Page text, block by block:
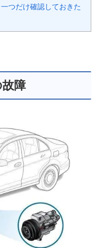
つだけ確認しておきた
障